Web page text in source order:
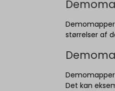
størrelser af
Det kan